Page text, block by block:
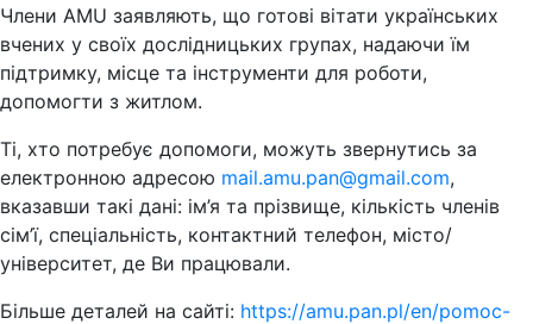
Члени AMU заявляють, що готові вітати українських
вчених у своїх дослідницьких групах, надаючи їм
підтримку, місце та інструменти для роботи,
допомогти з житлом.
Ті, хто потребує допомоги, можуть звернутись за
електронною адресою mail.amu.pan@gmail.com,
вказавши такі дані: ім’я та прізвище, кількість членів
сім’ї, спеціальність, контактний телефон, місто/
університет, де Ви працювали.
Більше деталей на сайті: https://amu.pan.pl/en/pomoc-